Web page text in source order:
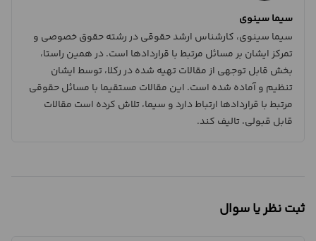
سیما سینوی
سیما سینوی، کارشناس ارشد حقوقی در رشته حقوق خصوصی و
تمرکز ایشان بر مسائل مرتبط با قراردادها است. در همین راستا،
بخش قابل توجهی از مقالات تهیه شده در رکلا، توسط ایشان
تنظیم و آماده شده است. این مقالات مستقیما با مسائل حقوقی
مرتبط با قراردادها ارتباط دارد و سیما، تلاش کرده است مقالات
قابل قبولی، تالیف کند.
ثبت نظر یا سوال